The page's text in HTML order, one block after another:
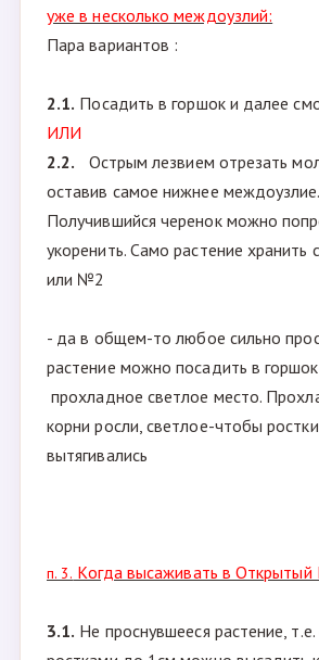
-------
п.2.Если клематис/гортензия
уже в несколько междоузлий:
Пара вариантов :
2.1.Посадить в горшок и далее
ИЛИ
2.2.Острым лезвием отрезать
оставив самое нижнее междоузлие.
Получившийся черенок можно
- да в общем-то любое сильно
прохладное светлое место.